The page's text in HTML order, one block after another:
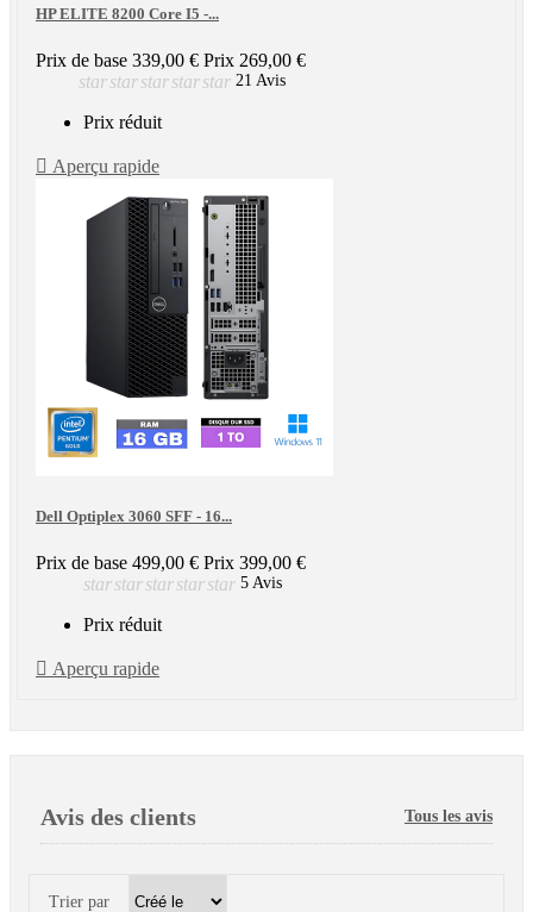
HP ELITE 8200 Core I5 -...
Prix de base 339,00 € Prix 269,00 €
starstarstarstarstar 21 Avis
Prix réduit
 Aperçu rapide
Dell Optiplex 3060 SFF - 16...
Prix de base 499,00 € Prix 399,00 €
star star star star star 5 Avis
Prix réduit
 Aperçu rapide
Avis des clients Tous les avis
Trier par